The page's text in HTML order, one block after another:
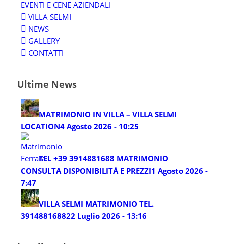
EVENTI E CENE AZIENDALI
VILLA SELMI
NEWS
GALLERY
CONTATTI
Ultime News
MATRIMONIO IN VILLA – VILLA SELMI
LOCATION4 Agosto 2026 - 10:25
TEL +39 3914881688 MATRIMONIO
CONSULTA DISPONIBILITÀ E PREZZI1 Agosto 2026 -
7:47
VILLA SELMI MATRIMONIO TEL.
391488168822 Luglio 2026 - 13:16